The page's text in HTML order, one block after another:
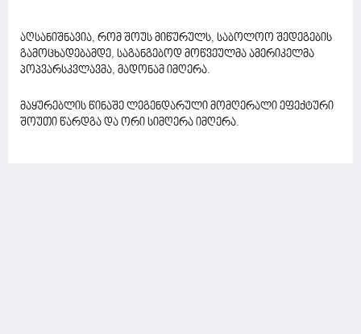
აღსანიშნავია, რომ შოუს მიწურულს, საბოლოო შედეგების
გამოცხადებამდე, საგანგებოდ მოწვეულმა ამერიკელმა
პოპვარსკვლავმა, მადონამ იმღერა.
მაყურებლის წინაშე ლეგენდარული მომღერალი ეფექტური
შოუთი წარდგა და ორი სიმღერა იმღერა.